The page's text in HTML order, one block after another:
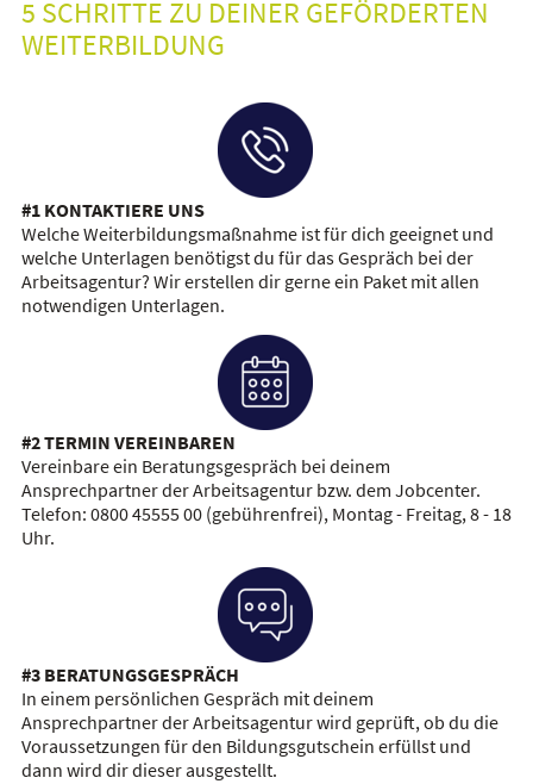
5 SCHRITTE ZU DEINER GEFÖRDERTEN
WEITERBILDUNG
#1 KONTAKTIERE UNS
Welche Weiterbildungsmaßnahme ist für dich geeignet und
welche Unterlagen benötigst du für das Gespräch bei der
Arbeitsagentur? Wir erstellen dir gerne ein Paket mit allen
notwendigen Unterlagen.
#2 TERMIN VEREINBAREN
Vereinbare ein Beratungsgespräch bei deinem
Ansprechpartner der Arbeitsagentur bzw. dem Jobcenter.
Telefon: 0800 45555 00 (gebührenfrei), Montag - Freitag, 8 - 18
Uhr.
#3 BERATUNGSGESPRÄCH
In einem persönlichen Gespräch mit deinem
Ansprechpartner der Arbeitsagentur wird geprüft, ob du die
Voraussetzungen für den Bildungsgutschein erfüllst und
dann wird dir dieser ausgestellt.